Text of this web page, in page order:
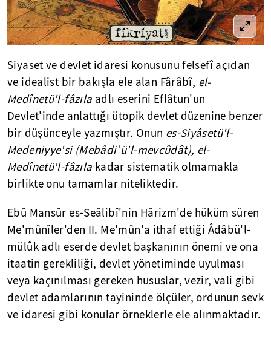
Siyaset ve devlet idaresi konusunu felsefî açıdan
ve idealist bir bakışla ele alan Fârâbî, el-
Medînetü'l-fâzıla adlı eserini Eflâtun'un
Devlet'inde anlattığı ütopik devlet düzenine benzer
bir düşünceyle yazmıştır. Onun es-Siyâsetü'l-
Medeniyye'si (Mebâdiʾü'l-mevcûdât), el-
Medînetü'l-fâzıla kadar sistematik olmamakla
birlikte onu tamamlar niteliktedir.
Ebû Mansûr es-Seâlibî'nin Hârizm'de hüküm süren
Me'mûnîler'den II. Me'mûn'a ithaf ettiği Âdâbü'l-
mülûk adlı eserde devlet başkanının önemi ve ona
itaatin gerekliliği, devlet yönetiminde uyulması
veya kaçınılması gereken hususlar, vezir, vali gibi
devlet adamlarının tayininde ölçüler, ordunun sevk
ve idaresi gibi konular örneklerle ele alınmaktadır.